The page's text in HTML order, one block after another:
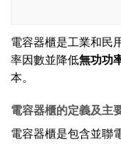
電容器櫃是工業和民
率因數並降低無功功
本。
電容器櫃的定義及主
電容器櫃是包含並聯